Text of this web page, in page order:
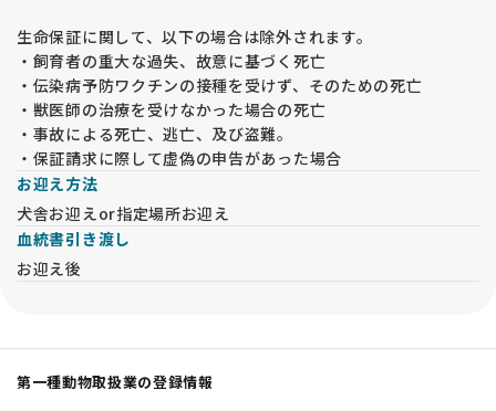
生命保証に関して、以下の場合は除外されます。
・飼育者の重大な過失、故意に基づく死亡
・伝染病予防ワクチンの接種を受けず、そのための死亡
・獣医師の治療を受けなかった場合の死亡
・事故による死亡、逃亡、及び盗難。
・保証請求に際して虚偽の申告があった場合
お迎え方法
犬舎お迎えor指定場所お迎え
血統書引き渡し
お迎え後
第一種動物取扱業の登録情報